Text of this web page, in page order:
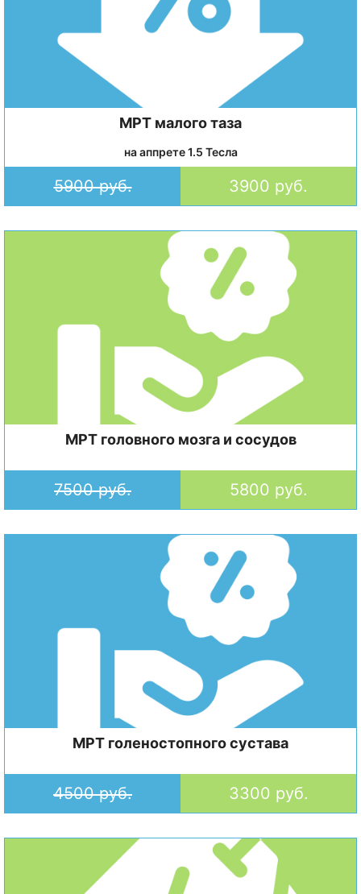
МРТ малого таза
на аппрете 1.5 Тесла
5900 руб. 3900 руб.
МРТ головного мозга и сосудов
7500 руб. 5800 руб.
МРТ голеностопного сустава
4500 руб. 3300 руб.